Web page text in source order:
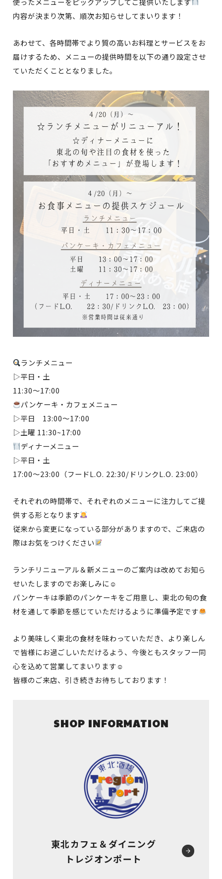
内容が決まり次第、順次お知らせしてまいります！
あわせて、各時間帯でより質の高いお料理とサービスをお
届けするため、メニューの提供時間を以下の通り設定させ
ていただくこととなりました。
ランチメニュー
▷平日・土
11:30～17:00
パンケーキ・カフェメニュー
▷平日 13:00〜17:00
▷土曜 11:30~17:00
ディナーメニュー
▷平日・土
17:00～23:00（フードL.O. 22:30/ドリンクL.O. 23:00）
それぞれの時間帯で、それぞれのメニューに注力してご提
供する形となります
従来から変更になっている部分がありますので、ご来店の
際はお気をつけください
ランチリニューアル＆新メニューのご案内は改めてお知ら
せいたしますのでお楽しみに☺
パンケーキは季節のパンケーキをご用意し、東北の旬の食
材を通して季節を感じていただけるように準備予定です
より美味しく東北の食材を味わっていただき、より楽しん
で皆様にお過ごしいただけるよう、今後ともスタッフ一同
心を込めて営業してまいります☺
皆様のご来店、引き続きお待ちしております！
SHOP INFORMATION
東北カフェ＆ダイニング
トレジオンポート